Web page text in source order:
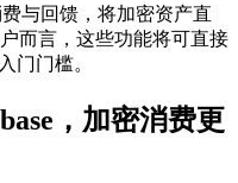
与回馈，将加密资产直
而言，这些功能将可直接
门门槛。
，加密消费更